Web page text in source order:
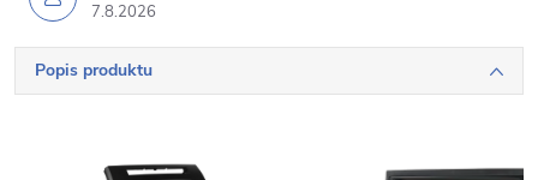
7.8.2026
Popis produktu